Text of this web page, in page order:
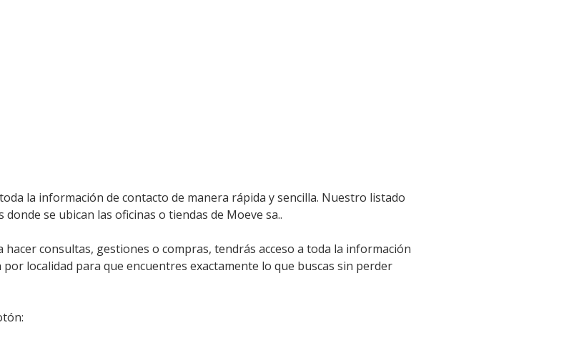
la información de contacto de manera rápida y sencilla. Nuestro listado
se ubican las oficinas o tiendas de Moeve sa..
consultas, gestiones o compras, tendrás acceso a toda la información
localidad para que encuentres exactamente lo que buscas sin perder